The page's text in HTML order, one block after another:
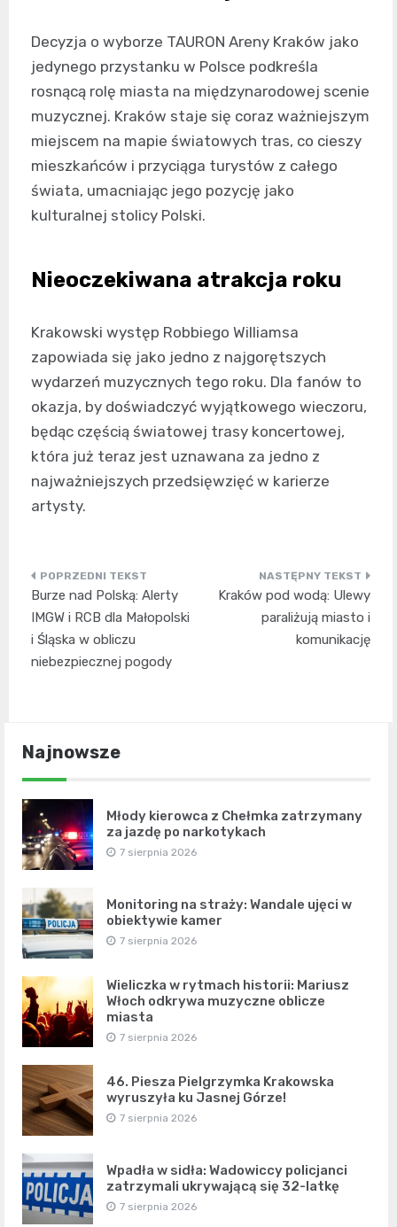
Decyzja o wyborze TAURON Areny Kraków jako
jedynego przystanku w Polsce podkreśla
rosnącą rolę miasta na międzynarodowej scenie
muzycznej. Kraków staje się coraz ważniejszym
miejscem na mapie światowych tras, co cieszy
mieszkańców i przyciąga turystów z całego
świata, umacniając jego pozycję jako
kulturalnej stolicy Polski.
Nieoczekiwana atrakcja roku
Krakowski występ Robbiego Williamsa
zapowiada się jako jedno z najgorętszych
wydarzeń muzycznych tego roku. Dla fanów to
okazja, by doświadczyć wyjątkowego wieczoru,
będąc częścią światowej trasy koncertowej,
która już teraz jest uznawana za jedno z
najważniejszych przedsięwzięć w karierze
artysty.
Nawigacja
wpisu
Burze nad Polską: Alerty
IMGW i RCB dla Małopolski
i Śląska w obliczu
niebezpiecznej pogody
Kraków pod wodą: Ulewy
paraliżują miasto i
komunikację
Najnowsze
Młody kierowca z Chełmka zatrzymany
za jazdę po narkotykach
7 sierpnia 2026
Monitoring na straży: Wandale ujęci w
obiektywie kamer
7 sierpnia 2026
Wieliczka w rytmach historii: Mariusz
Włoch odkrywa muzyczne oblicze
miasta
7 sierpnia 2026
46. Piesza Pielgrzymka Krakowska
wyruszyła ku Jasnej Górze!
7 sierpnia 2026
Wpadła w sidła: Wadowiccy policjanci
zatrzymali ukrywającą się 32-latkę
7 sierpnia 2026